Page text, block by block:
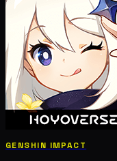
GENSHIN IMPACT